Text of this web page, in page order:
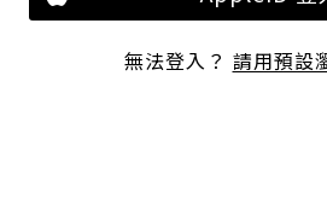
無法登入？ 請用預設